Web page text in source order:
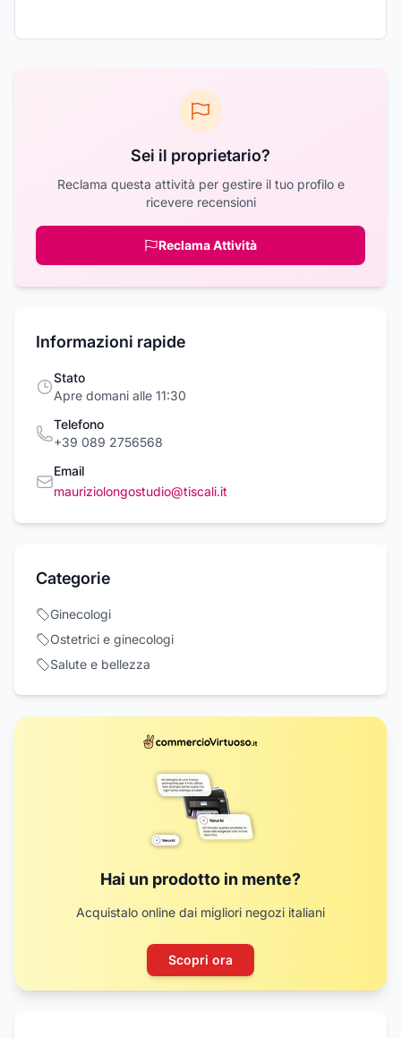
Sei il proprietario?
Reclama questa attività per gestire il tuo profilo e
ricevere recensioni
Reclama Attività
Informazioni rapide
Stato
Apre domani alle 11:30
Telefono
+39 089 2756568
Email
mauriziolongostudio@tiscali.it
Categorie
Ginecologi
Ostetrici e ginecologi
Salute e bellezza
Hai un prodotto in mente?
Acquistalo online dai migliori negozi italiani
Scopri ora